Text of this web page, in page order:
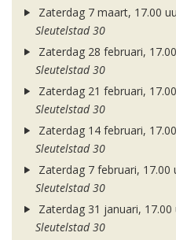
Zaterdag 7 maart, 17.00
Sleutelstad 30
Zaterdag 28 februari,
Sleutelstad 30
Zaterdag 21 februari,
Sleutelstad 30
Zaterdag 14 februari,
Sleutelstad 30
Zaterdag 7 februari, 17.00
Sleutelstad 30
Zaterdag 31 januari, 17.00
Sleutelstad 30